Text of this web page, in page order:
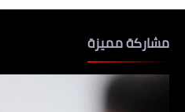
مشاركة مميزة